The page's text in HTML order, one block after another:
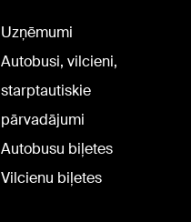
Uzņēmumi
Autobusi, vilcieni,
starptautiskie
pārvadājumi
Autobusu biļetes
Vilcienu biļetes